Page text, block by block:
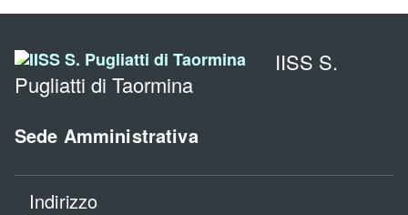
IISS S.
Pugliatti di Taormina
Sede Amministrativa
Indirizzo